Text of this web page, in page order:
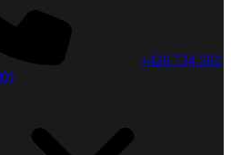
+420 734 592